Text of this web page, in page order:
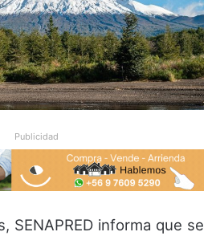
Publicidad
SENAPRED informa que se